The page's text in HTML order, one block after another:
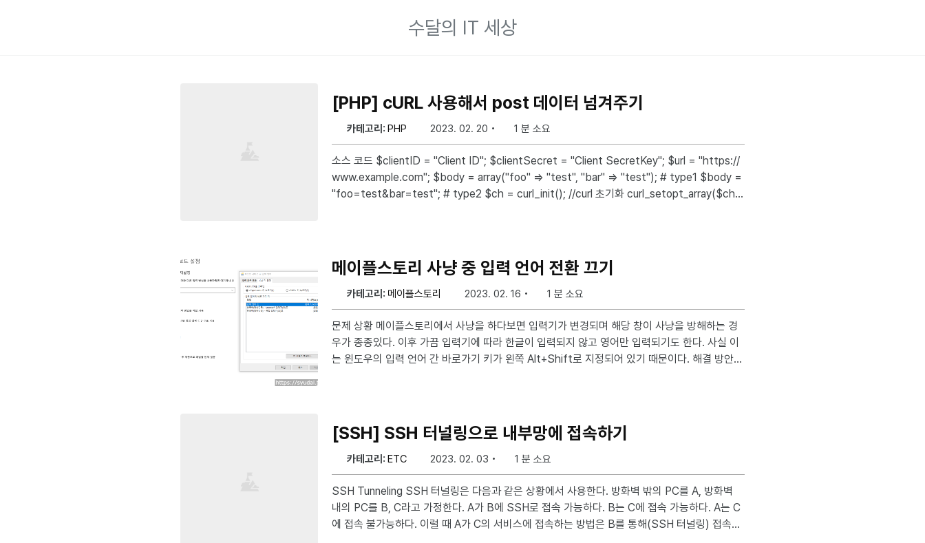
수달의 IT 세상
[PHP] cURL 사용해서 post 데이터 넘겨주기
카테고리: PHP 2023. 02. 20 1 분 소요
소스 코드 $clientID = "Client ID"; $clientSecret = "Client SecretKey"; $url = "https://
www.example.com"; $body = array("foo" => "test", "bar" => "test"); # type1 $body =
"foo=test&bar=test"; # type2 $ch = curl_init(); //curl 초기화 curl_setopt_array($ch,
메이플스토리 사냥 중 입력 언어 전환 끄기
카테고리: 메이플스토리 2023. 02. 16 1 분 소요
문제 상황 메이플스토리에서 사냥을 하다보면 입력기가 변경되며 해당 창이 사냥을 방해하는 경
우가 종종있다. 이후 가끔 입력기에 따라 한글이 입력되지 않고 영어만 입력되기도 한다. 사실 이
는 윈도우의 입력 언어 간 바로가기 키가 왼쪽 Alt+Shift로 지정되어 있기 때문이다. 해결 방안
[SSH] SSH 터널링으로 내부망에 접속하기
카테고리: ETC 2023. 02. 03 1 분 소요
SSH Tunneling SSH 터널링은 다음과 같은 상황에서 사용한다. 방화벽 밖의 PC를 A, 방화벽
내의 PC를 B, C라고 가정한다. A가 B에 SSH로 접속 가능하다. B는 C에 접속 가능하다. A는 C
에 접속 불가능하다. 이럴 때 A가 C의 서비스에 접속하는 방법은 B를 통해(SSH 터널링) 접속하